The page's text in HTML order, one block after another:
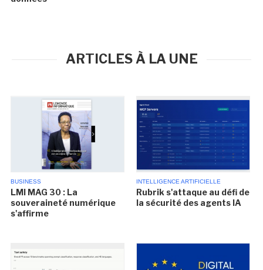
ARTICLES À LA UNE
BUSINESS
LMI MAG 30 : La
souveraineté numérique
s'affirme
INTELLIGENCE ARTIFICIELLE
Rubrik s'attaque au défi de
la sécurité des agents IA